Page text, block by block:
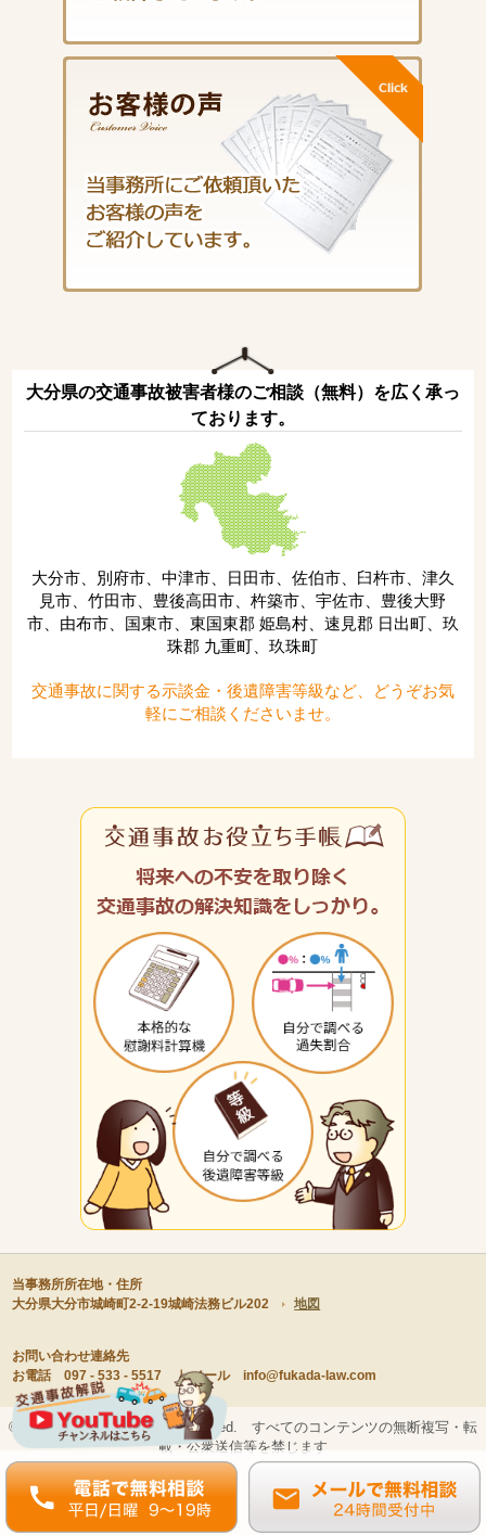
大分県の交通事故被害者様のご相談（無料）を広く承っ
ております。
大分市、別府市、中津市、日田市、佐伯市、臼杵市、津久
見市、竹田市、豊後高田市、杵築市、宇佐市、豊後大野
市、由布市、国東市、東国東郡 姫島村、速見郡 日出町、玖
珠郡 九重町、玖珠町
交通事故に関する示談金・後遺障害等級など、どうぞお気
軽にご相談くださいませ。
当事務所所在地・住所
大分県大分市城崎町2-2-19城崎法務ビル202
地図
お問い合わせ連絡先
お電話 097 - 533 - 5517 ｜ メール info@fukada-law.com
© 深田法律事務所 All right reserved. すべてのコンテンツの無断複写・転
載・公衆送信等を禁じます